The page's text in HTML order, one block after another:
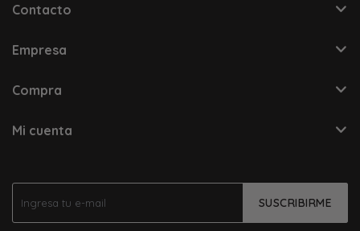
SUSCRIBIRME
Contacto
Empresa
Compra
Mi cuenta